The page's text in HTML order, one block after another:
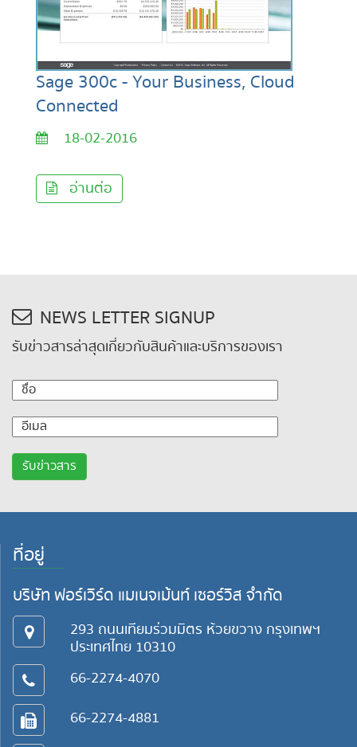
Sage 300c - Your Business, Cloud
Connected
18-02-2016
อ่านต่อ
NEWS LETTER SIGNUP
รับข่าวสารล่าสุดเกี่ยวกับสินค้าและบริการของเรา
ที่อยู่
บริษัท ฟอร์เวิร์ด แมเนจเม้นท์ เซอร์วิส จำกัด
293 ถนนเทียมร่วมมิตร ห้วยขวาง กรุงเทพฯ
ประเทศไทย 10310
66-2274-4070
66-2274-4881